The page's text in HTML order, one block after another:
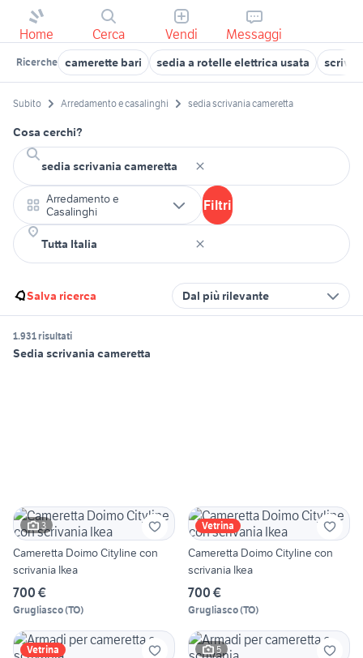
Home Cerca Vendi Messaggi
Ricerche camerette bari sedia a rotelle elettrica usata
Subito Arredamento e casalinghi sedia scrivania cameretta
Cosa cerchi?
Arredamento e
Casalinghi
Filtri
Salva ricerca Dal più rilevante
1.931 risultati
Sedia scrivania cameretta
3
Cameretta Doimo Cityline con
scrivania Ikea
700 €
Grugliasco(TO)
Vetrina
Cameretta Doimo Cityline con
scrivania Ikea
700 €
Grugliasco(TO)
Vetrina 5